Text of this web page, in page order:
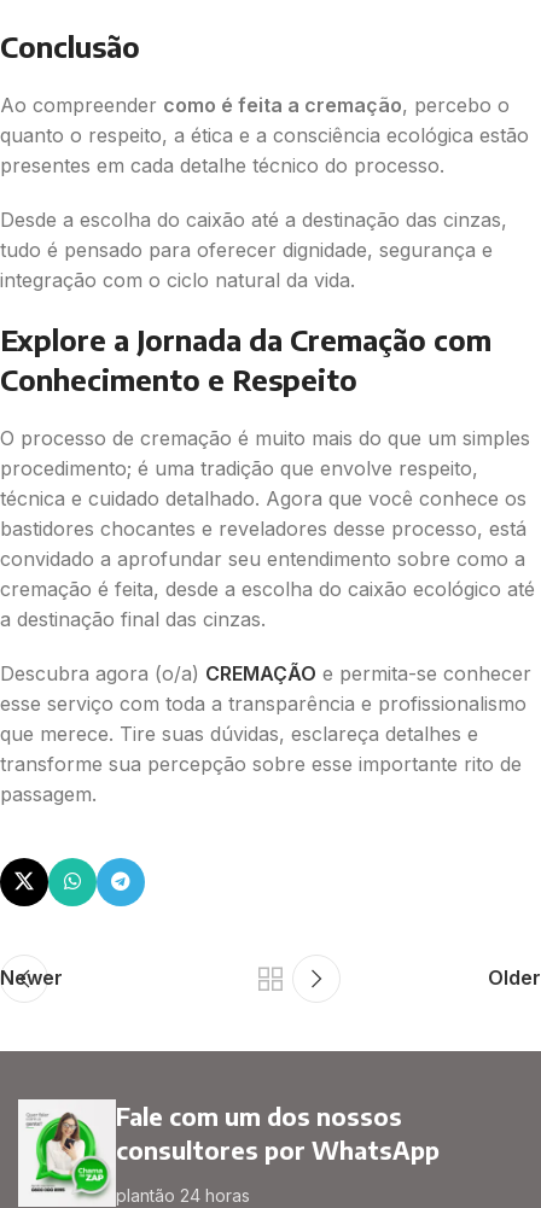
Conclusão
Ao compreender como é feita a cremação, percebo o
quanto o respeito, a ética e a consciência ecológica estão
presentes em cada detalhe técnico do processo.
Desde a escolha do caixão até a destinação das cinzas,
tudo é pensado para oferecer dignidade, segurança e
integração com o ciclo natural da vida.
Explore a Jornada da Cremação com
Conhecimento e Respeito
O processo de cremação é muito mais do que um simples
procedimento; é uma tradição que envolve respeito,
técnica e cuidado detalhado. Agora que você conhece os
bastidores chocantes e reveladores desse processo, está
convidado a aprofundar seu entendimento sobre como a
cremação é feita, desde a escolha do caixão ecológico até
a destinação final das cinzas.
Descubra agora (o/a) CREMAÇÃO e permita-se conhecer
esse serviço com toda a transparência e profissionalismo
que merece. Tire suas dúvidas, esclareça detalhes e
transforme sua percepção sobre esse importante rito de
passagem.
Newer Older
Fale com um dos nossos
consultores por WhatsApp
plantão 24 horas